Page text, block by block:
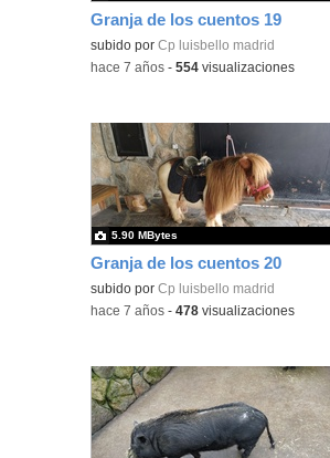
Granja de los cuentos 19
subido porCp luisbello madrid
-hace 7 años -554 visualizaciones
Granja de los cuentos 20
subido porCp luisbello madrid
5.90 MBytes
-hace 7 años -478 visualizaciones